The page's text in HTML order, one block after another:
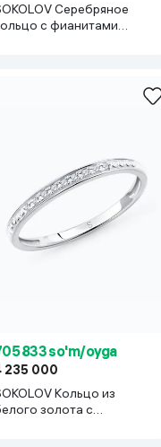
Серебряное
с фианитами
833 so'm/oyga
235 000
Кольцо из
золота с